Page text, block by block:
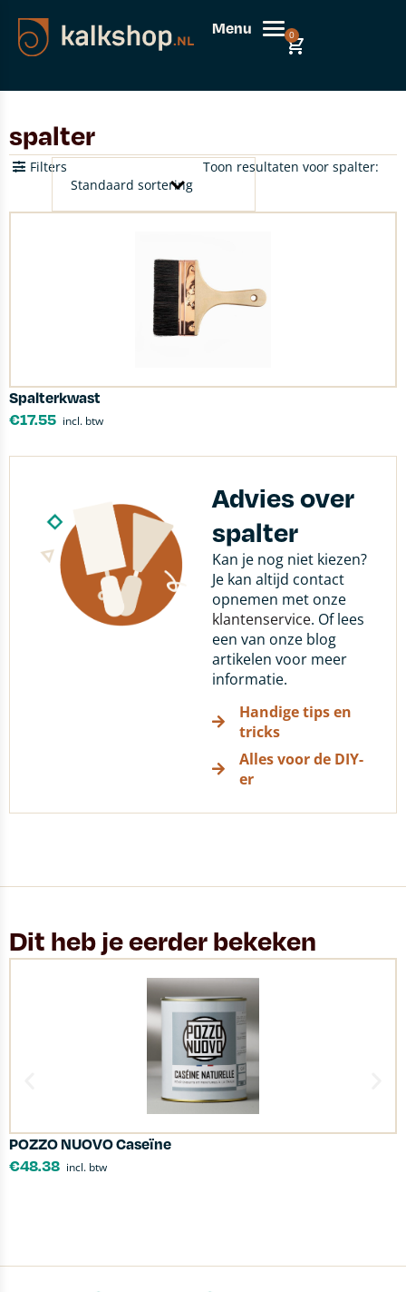
Menu 0
spalter
Toon resultaten voor spalter:
Filters
Spalterkwast
€17.55 incl. btw
Advies over
spalter
Kan je nog niet kiezen?
Je kan altijd contact
opnemen met onze
klantenservice. Of lees
een van onze blog
artikelen voor meer
informatie.
Handige tips en
tricks
Alles voor de DIY-
er
Dit heb je eerder bekeken
POZZO NUOVO Caseïne
€48.38 incl. btw